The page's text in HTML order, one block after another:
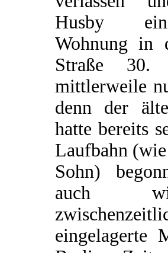
Husby
Wohnung in
Straße 30.
mittlerweile
denn der
hatte bereits
Laufbahn
Sohn)
auch
eingelagerte